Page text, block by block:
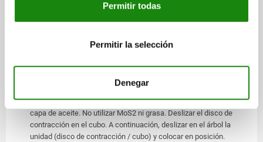
Permitir todas
Permitir la selección
Denegar
23380-01-4072 Ejecución con tornillos de alta resistencia
Retirar los seguros de transporte disponibles. Limpiar el árbol
y el diámetro interior y exterior del cubo, aplicar una ligera
capa de aceite. No utilizar MoS2 ni grasa. Deslizar el disco de
contracción en el cubo. A continuación, deslizar en el árbol la
unidad (disco de contracción / cubo) y colocar en posición.